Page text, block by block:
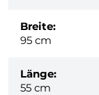
Breite:
95 cm
Länge:
55 cm